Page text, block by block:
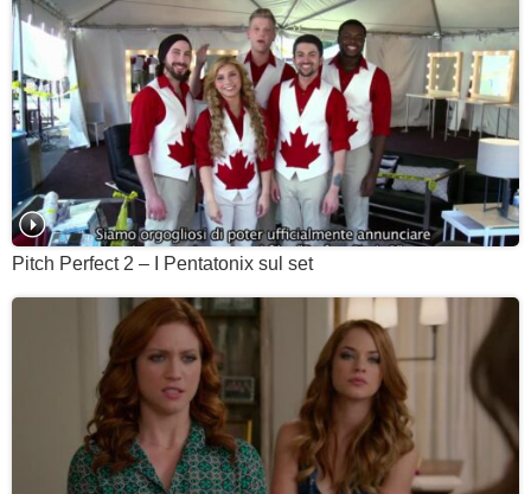
Pitch Perfect 2 – I Pentatonix sul set